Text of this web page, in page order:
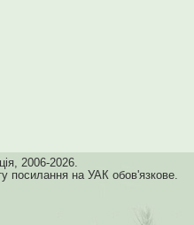
2006-2026.
посилання на УАК обов'язкове.